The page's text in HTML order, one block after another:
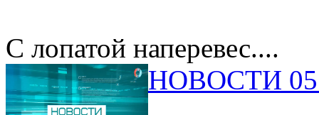
С лопатой наперевес....
НОВОСТИ